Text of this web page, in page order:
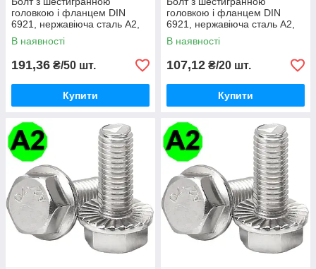
головкою і фланцем DIN
6921, нержавіюча сталь А2,
М5 X 8
В наявності
191,36 ₴/50 шт.
Купити
головкою і фланцем DIN
6921, нержавіюча сталь А2,
М6 X 10
В наявності
107,12 ₴/20 шт.
Купити